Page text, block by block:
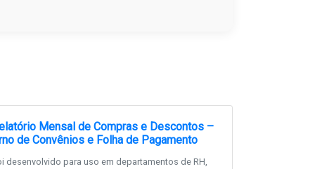
Mensal de Compras e Descontos –
de Convênios e Folha de Pagamento
desenvolvido para uso em departamentos de RH,